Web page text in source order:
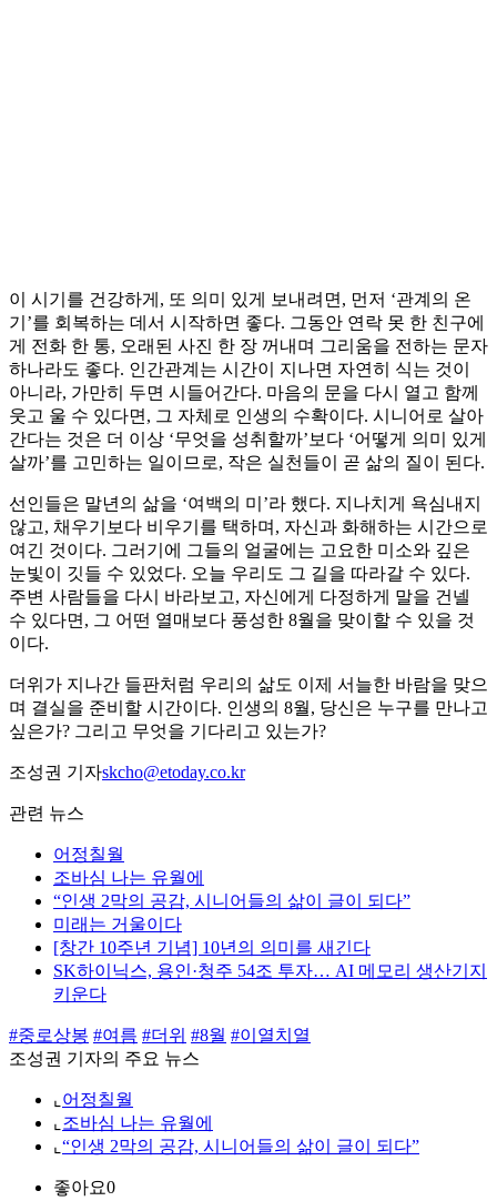
이 시기를 건강하게, 또 의미 있게 보내려면, 먼저 ‘관계의 온
기’를 회복하는 데서 시작하면 좋다. 그동안 연락 못 한 친구에
게 전화 한 통, 오래된 사진 한 장 꺼내며 그리움을 전하는 문자
하나라도 좋다. 인간관계는 시간이 지나면 자연히 식는 것이
아니라, 가만히 두면 시들어간다. 마음의 문을 다시 열고 함께
웃고 울 수 있다면, 그 자체로 인생의 수확이다. 시니어로 살아
간다는 것은 더 이상 ‘무엇을 성취할까’보다 ‘어떻게 의미 있게
살까’를 고민하는 일이므로, 작은 실천들이 곧 삶의 질이 된다.
선인들은 말년의 삶을 ‘여백의 미’라 했다. 지나치게 욕심내지
않고, 채우기보다 비우기를 택하며, 자신과 화해하는 시간으로
여긴 것이다. 그러기에 그들의 얼굴에는 고요한 미소와 깊은
눈빛이 깃들 수 있었다. 오늘 우리도 그 길을 따라갈 수 있다.
주변 사람들을 다시 바라보고, 자신에게 다정하게 말을 건넬
수 있다면, 그 어떤 열매보다 풍성한 8월을 맞이할 수 있을 것
이다.
더위가 지나간 들판처럼 우리의 삶도 이제 서늘한 바람을 맞으
며 결실을 준비할 시간이다. 인생의 8월, 당신은 누구를 만나고
싶은가? 그리고 무엇을 기다리고 있는가?
조성권 기자skcho@etoday.co.kr
관련 뉴스
어정칠월
조바심 나는 유월에
“인생 2막의 공감, 시니어들의 삶이 글이 되다”
미래는 거울이다
[창간 10주년 기념] 10년의 의미를 새긴다
SK하이닉스, 용인·청주 54조 투자… AI 메모리 생산기지
키운다
#중로상봉 #여름 #더위 #8월 #이열치열
조성권 기자의 주요 뉴스
⌞ 어정칠월
⌞ 조바심 나는 유월에
⌞ “인생 2막의 공감, 시니어들의 삶이 글이 되다”
좋아요0